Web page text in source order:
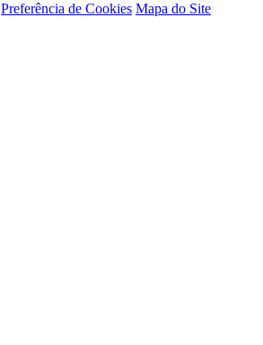
Preferência de Cookies Mapa do Site